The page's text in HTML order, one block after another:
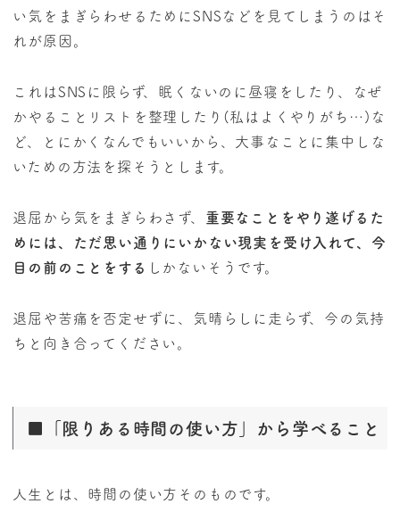
い気をまぎらわせるためにSNSなどを見てしまうのはそ
れが原因。
これはSNSに限らず、眠くないのに昼寝をしたり、なぜ
かやることリストを整理したり(私はよくやりがち…)な
ど、とにかくなんでもいいから、大事なことに集中しな
いための方法を探そうとします。
退屈から気をまぎらわさず、 重要なことをやり遂げるた
めには、ただ思い通りにいかない現実を受け入れて、今
目の前のことをする しかないそうです。
退屈や苦痛を否定せずに、気晴らしに走らず、今の気持
ちと向き合ってください。
■「限りある時間の使い方」から学べること
人生とは、時間の使い方そのものです。